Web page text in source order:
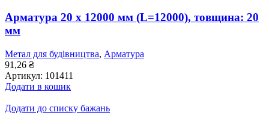
Арматура 20 x 12000 мм (L=12000), товщина: 20
мм
Метал для будівництва, Арматура
91,26 ₴
Артикул: 101411
Додати в кошик
Додати до списку бажань